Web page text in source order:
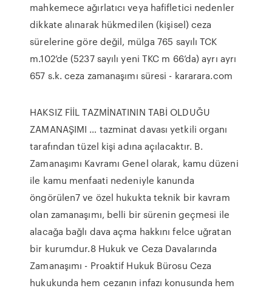
mahkemece ağırlatıcı veya hafifletici nedenler
dikkate alınarak hükmedilen (kişisel) ceza
sürelerine göre değil, mülga 765 sayılı TCK
m.102’de (5237 sayılı yeni TKC m 66’da) ayrı ayrı
657 s.k. ceza zamanaşımı süresi - kararara.com
HAKSIZ FİİL TAZMİNATININ TABİ OLDUĞU
ZAMANAŞIMI … tazminat davası yetkili organı
tarafından tüzel kişi adına açılacaktır. B.
Zamanaşımı Kavramı Genel olarak, kamu düzeni
ile kamu menfaati nedeniyle kanunda
öngörülen7 ve özel hukukta teknik bir kavram
olan zamanaşımı, belli bir sürenin geçmesi ile
alacağa bağlı dava açma hakkını felce uğratan
bir kurumdur.8 Hukuk ve Ceza Davalarında
Zamanaşımı - Proaktif Hukuk Bürosu Ceza
hukukunda hem cezanın infazı konusunda hem